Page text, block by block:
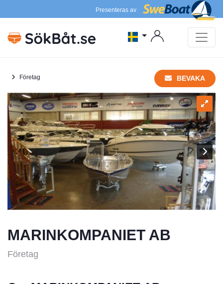
Presenteras av
Företag BEVAKA
MARINKOMPANIET AB
Företag